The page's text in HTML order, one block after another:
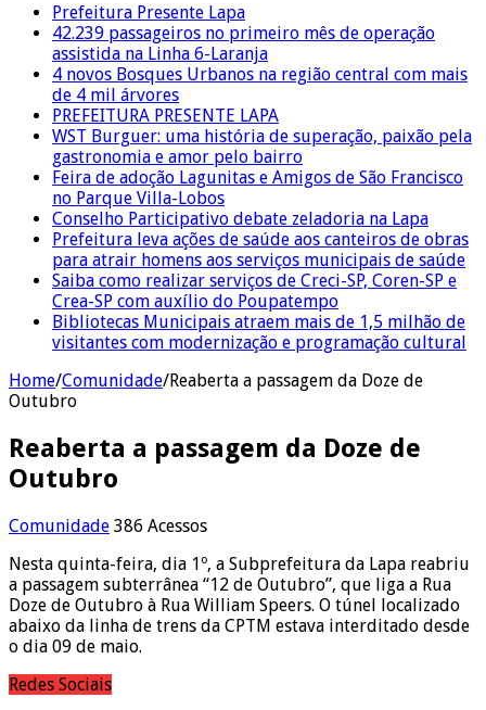
Prefeitura Presente Lapa
42.239 passageiros no primeiro mês de operação
assistida na Linha 6-Laranja
4 novos Bosques Urbanos na região central com mais
de 4 mil árvores
PREFEITURA PRESENTE LAPA
WST Burguer: uma história de superação, paixão pela
gastronomia e amor pelo bairro
Feira de adoção Lagunitas e Amigos de São Francisco
no Parque Villa-Lobos
Conselho Participativo debate zeladoria na Lapa
Prefeitura leva ações de saúde aos canteiros de obras
para atrair homens aos serviços municipais de saúde
Saiba como realizar serviços de Creci-SP, Coren-SP e
Crea-SP com auxílio do Poupatempo
Bibliotecas Municipais atraem mais de 1,5 milhão de
visitantes com modernização e programação cultural
Home/Comunidade/Reaberta a passagem da Doze de
Outubro
Reaberta a passagem da Doze de
Outubro
Comunidade 386 Acessos
Nesta quinta-feira, dia 1º, a Subprefeitura da Lapa reabriu
a passagem subterrânea “12 de Outubro”, que liga a Rua
Doze de Outubro à Rua William Speers. O túnel localizado
abaixo da linha de trens da CPTM estava interditado desde
o dia 09 de maio.
Redes Sociais